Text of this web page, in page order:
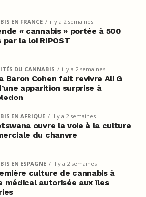
EN FRANCE il y a 2 semaines
« cannabis » portée à 500
par la loi RIPOST
DU CANNABIS il y a 2 semaines
Baron Cohen fait revivre Ali G
apparition surprise à
EN AFRIQUE il y a 2 semaines
ouvre la voie à la culture
du chanvre
EN ESPAGNE il y a 2 semaines
culture de cannabis à
médical autorisée aux îles